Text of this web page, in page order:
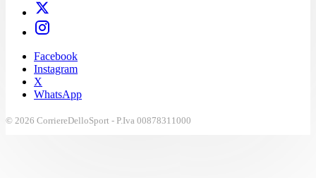
Facebook
Instagram
X
WhatsApp
© 2026 CorriereDelloSport - P.Iva 00878311000